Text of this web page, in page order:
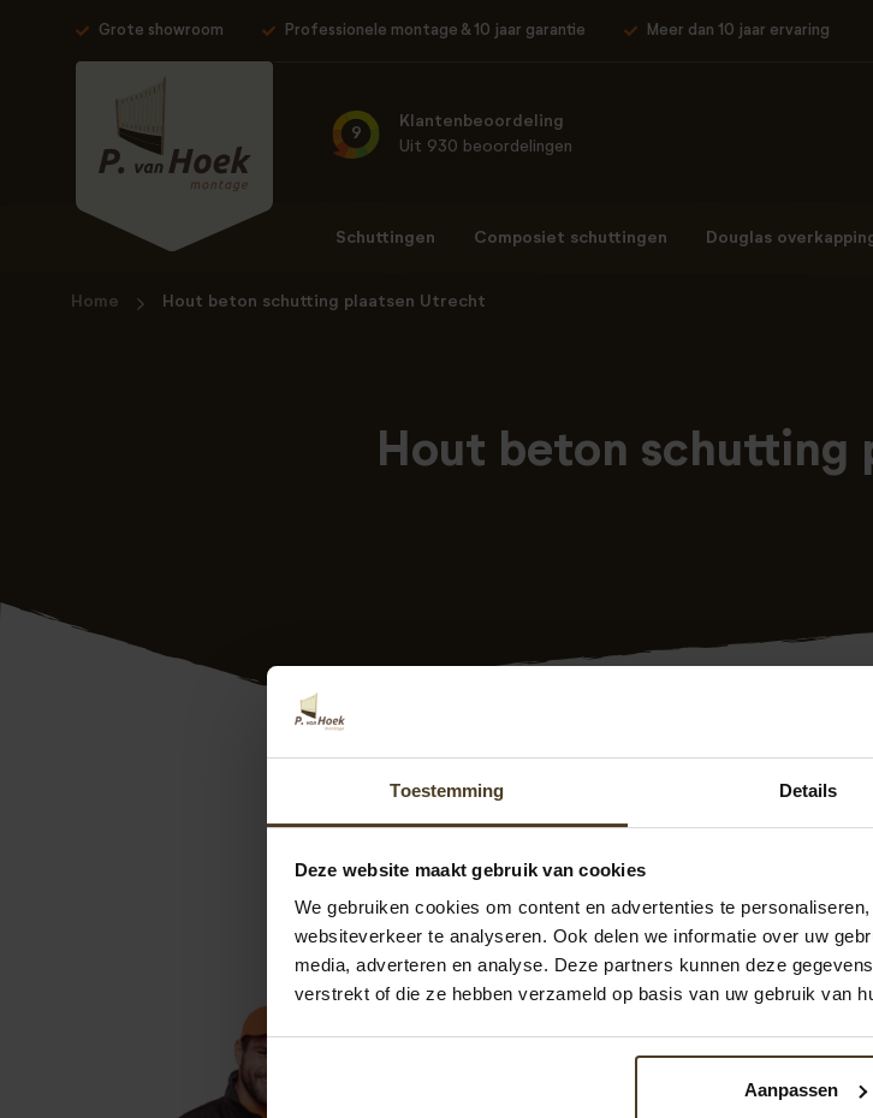
Toestemming Details
Deze website maakt gebruik van cookies
We gebruiken cookies om content en advertenties te
websiteverkeer te analyseren. Ook delen we informatie over uw
media, adverteren en analyse. Deze partners kunnen deze
verstrekt of die ze hebben verzameld op basis van uw gebruik van
Aanpassen
Grote showroom Professionele montage & 10 jaar garantie Meer dan 10 jaar ervaring
9
Klantenbeoordeling
Uit 930 beoordelingen
Schuttingen Composiet schuttingen Douglas
Home Hout beton schutting plaatsen Utrecht
Hout beton schutting
Nederland. Dus ook in Utrecht. Bovendien krijgt u 10
keurmerken. Onze ervaren medewerkers plaatsen snel
uw wensen. Verder hebben we veel tevreden klanten. Zie
weten? Neem vrijblijvend met ons contact op. We zijn
info@pvanhoekmontage.nlOok kunt u direct een
helpen u graag!”